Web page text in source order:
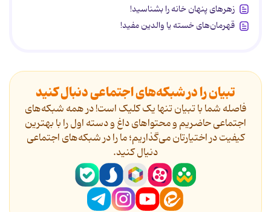
زهرهای پنهان خانه را بشناسید!
قهرمان‌های خسته یا والدین مفید!
تبیان را در شبکه‌های اجتماعی دنبال کنید
فاصله شما با تبیان تنها یک کلیک است! در همه شبکه‌های
اجتماعی حاضریم و محتواهای داغ و دسته اول را با بهترین
کیفیت در اختیارتان می‌گذاریم؛ ما را در شبکه‌های اجتماعی
دنیال کنید.